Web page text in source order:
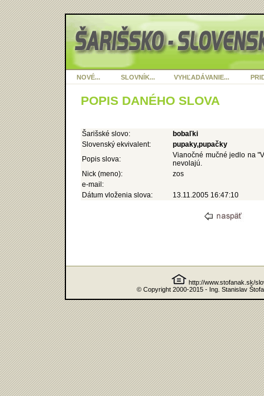
NOVÉ... SLOVNÍK... VYHĽADÁVANIE...
POPIS DANÉHO SLOVA
Šarišské slovo:
bobaľki
Slovenský ekvivalent:
pupaky,pupačky
Popis slova:
Vianočné mučné jedlo na
nevolajú.
Nick (meno):
zos
e-mail:
Dátum vloženia slova:
13.11.2005 16:47:10
http://www.stofanak.sk/
© Copyright 2000-2015 - Ing. Stanislav